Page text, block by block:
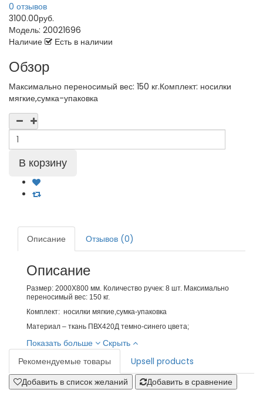
0 отзывов
3100.00руб.
Модель: 20021696
Наличие
Есть в наличии
Обзор
Максимально переносимый вес: 150 кг.Комплект: носилки
мягкие,сумка-упаковка
Описание Отзывов (0)
Описание
Размер: 2000Х800 мм. Количество ручек: 8 шт. Максимально
переносимый вес: 150 кг.
Комплект: носилки мягкие,сумка-упаковка
Материал – ткань ПВХ420Д темно-синего цвета;
Показать больше
Скрыть
Рекомендуемые товары
Upsell products
Добавить в список желаний
Добавить в сравнение